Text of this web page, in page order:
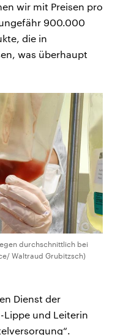
wir mit Preisen pro
900.000
die in
was überhaupt
durchschnittlich bei
Waltraud Grubitzsch)
Dienst der
Lippe und Leiterin